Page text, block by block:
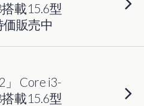
載15.6型
販売中
」 Core i3-
載15.6型